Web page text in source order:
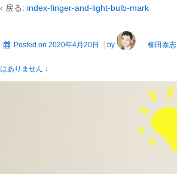
‹ 戻る: index-finger-and-light-bulb-mark
Posted on 2020年4月20日 by 柳田泰志
はありません ↓